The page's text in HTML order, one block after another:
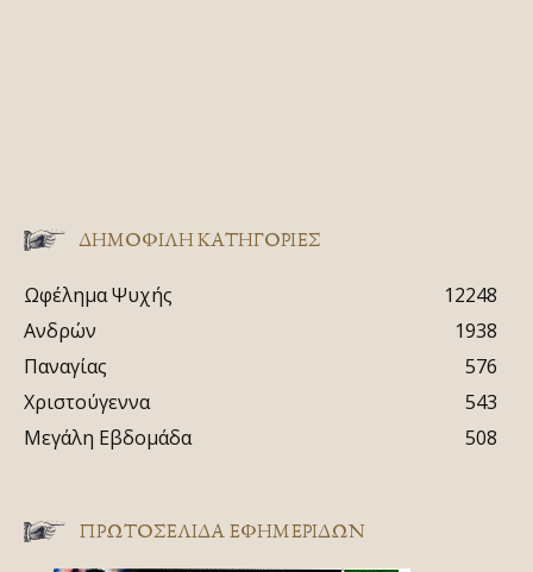
ΔΗΜΟΦΙΛΗ ΚΑΤΗΓΟΡΙΕΣ
Ωφέλημα Ψυχής
12248
Ανδρών
1938
Παναγίας
576
Χριστούγεννα
543
Μεγάλη Εβδομάδα
508
ΠΡΩΤΟΣΈΛΙΔΑ ΕΦΗΜΕΡΊΔΩΝ